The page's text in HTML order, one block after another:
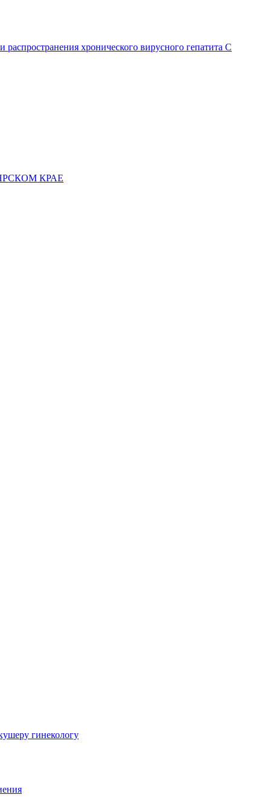
хронического вирусного гепатита C
КРАЕ
гинекологу